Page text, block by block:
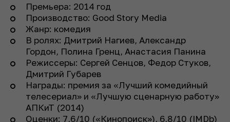
Премьера: 2014 год
Производство: Good Story Media
Жанр: комедия
В ролях: Дмитрий Нагиев, Александр
Гордон, Полина Гренц, Анастасия Панина
Режиссеры: Сергей Сенцов, Федор Стуков,
Дмитрий Губарев
Награды: премия за «Лучший комедийный
телесериал» и «Лучшую сценарную работу»
АПКиТ (2014)
Оценки: 7,6/10 («Кинопоиск»), 6,8/10 (IMDb)